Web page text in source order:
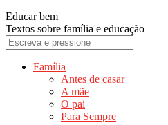
Educar bem
Textos sobre família e educação
Família
Antes de casar
A mãe
O pai
Para Sempre